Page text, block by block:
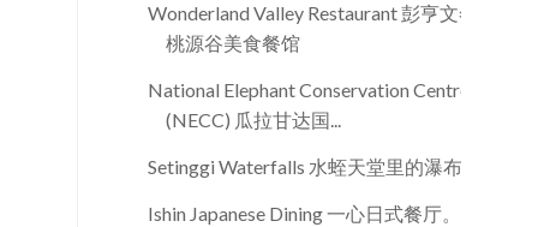
Wonderland Valley Restaurant 彭亨文冬
桃源谷美食餐馆
National Elephant Conservation Centre
(NECC) 瓜拉甘达国...
Setinggi Waterfalls 水蛭天堂里的瀑布
Ishin Japanese Dining 一心日式餐厅。顶